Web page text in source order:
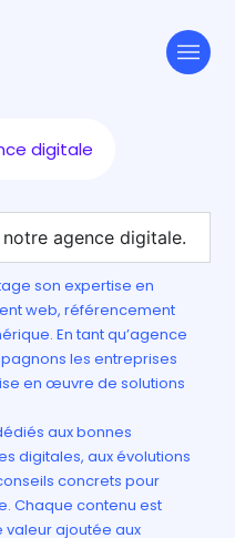
digitale
agence digitale.
son expertise en
web, référencement
En tant qu’agence
les entreprises
en œuvre de solutions
aux bonnes
digitales, aux évolutions
concrets pour
Chaque contenu est
ajoutée aux